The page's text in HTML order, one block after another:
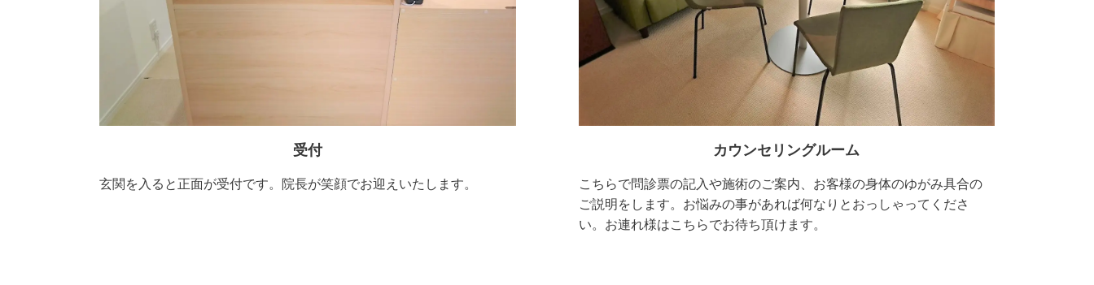
受付
玄関を入ると正面が受付です。院長が笑顔でお迎えいたします。
カウンセリングルーム
こちらで問診票の記入や施術のご案内、お客様の身体のゆがみ具合の
ご説明をします。お悩みの事があれば何なりとおっしゃってくださ
い。お連れ様はこちらでお待ち頂けます。